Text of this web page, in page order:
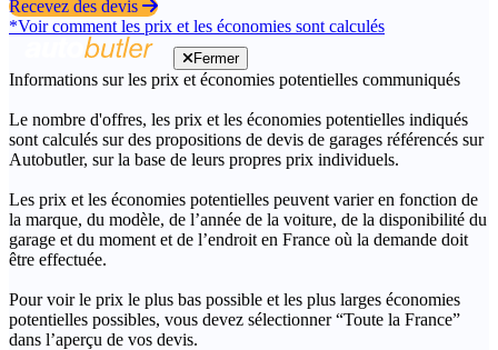
Recevez des devis
*Voir comment les prix et les économies sont calculés
Fermer
Informations sur les prix et économies potentielles communiqués
Le nombre d'offres, les prix et les économies potentielles indiqués
sont calculés sur des propositions de devis de garages référencés sur
Autobutler, sur la base de leurs propres prix individuels.
Les prix et les économies potentielles peuvent varier en fonction de
la marque, du modèle, de l’année de la voiture, de la disponibilité du
garage et du moment et de l’endroit en France où la demande doit
être effectuée.
Pour voir le prix le plus bas possible et les plus larges économies
potentielles possibles, vous devez sélectionner “Toute la France”
dans l’aperçu de vos devis.